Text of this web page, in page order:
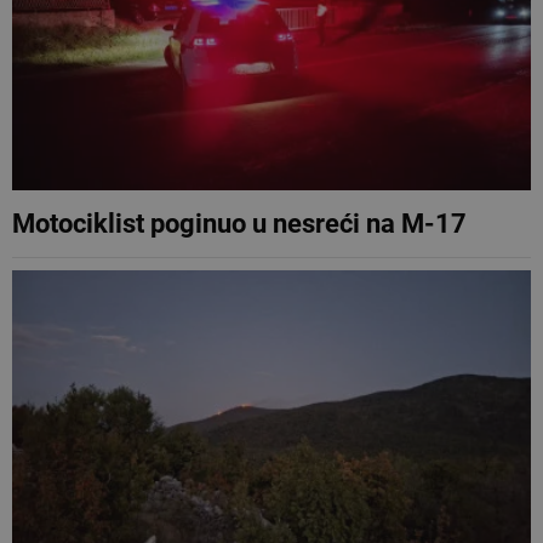
Motociklist poginuo u nesreći na M-17